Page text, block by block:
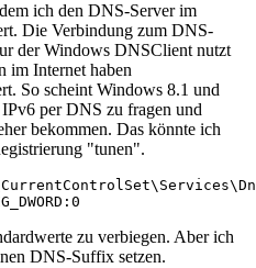
ich den DNS-Server im
Die Verbindung zum DNS-
der Windows DNSClient nutzt
im Internet haben
So scheint Windows 8.1 und
per DNS zu fragen und
bekommen. Das könnte ich
"tunen".
zu verbiegen. Aber ich
DNS-Suffix setzen.